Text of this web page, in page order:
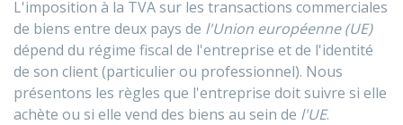
L'imposition à la TVA sur les transactions commerciales
de biens entre deux pays de l'Union européenne (UE)
dépend du régime fiscal de l'entreprise et de l'identité
de son client (particulier ou professionnel). Nous
présentons les règles que l'entreprise doit suivre si elle
achète ou si elle vend des biens au sein de l'UE.